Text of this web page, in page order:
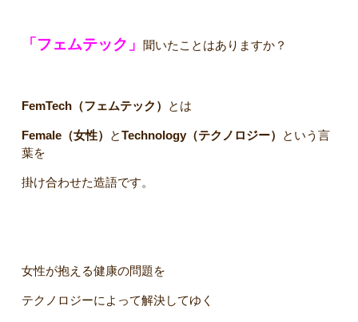
「フェムテック」 聞いたことはありますか？
FemTech（フェムテック） とは
Female（女性） とTechnology（テクノロジー）
という言
葉を
掛け合わせた造語です。
女性が抱える健康の問題を
テクノロジーによって解決してゆく